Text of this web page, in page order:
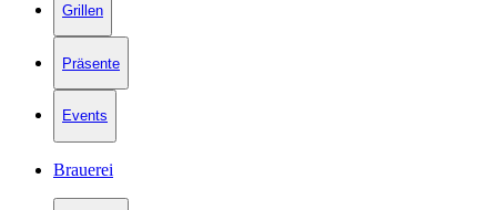
Grillen
Präsente
Events
Brauerei